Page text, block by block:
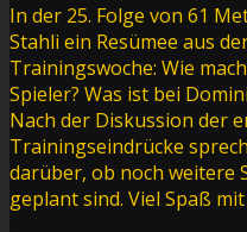
In der 25. Folge von 61
Stahli ein Re­sü­mee aus
Trainingswoche: Wie
Spieler? Was ist bei
Nach der Diskussion der
Trainingseindrücke
darüber, ob noch weitere
geplant sind. Viel Spaß mit